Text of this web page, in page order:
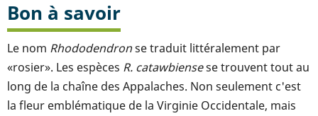
Bon à savoir
Le nom Rhododendronse traduit littéralement par
«rosier». Les espèces R. catawbiensese trouvent tout au
long de la chaîne des Appalaches. Non seulement c'est
la fleur emblématique de la Virginie Occidentale, mais